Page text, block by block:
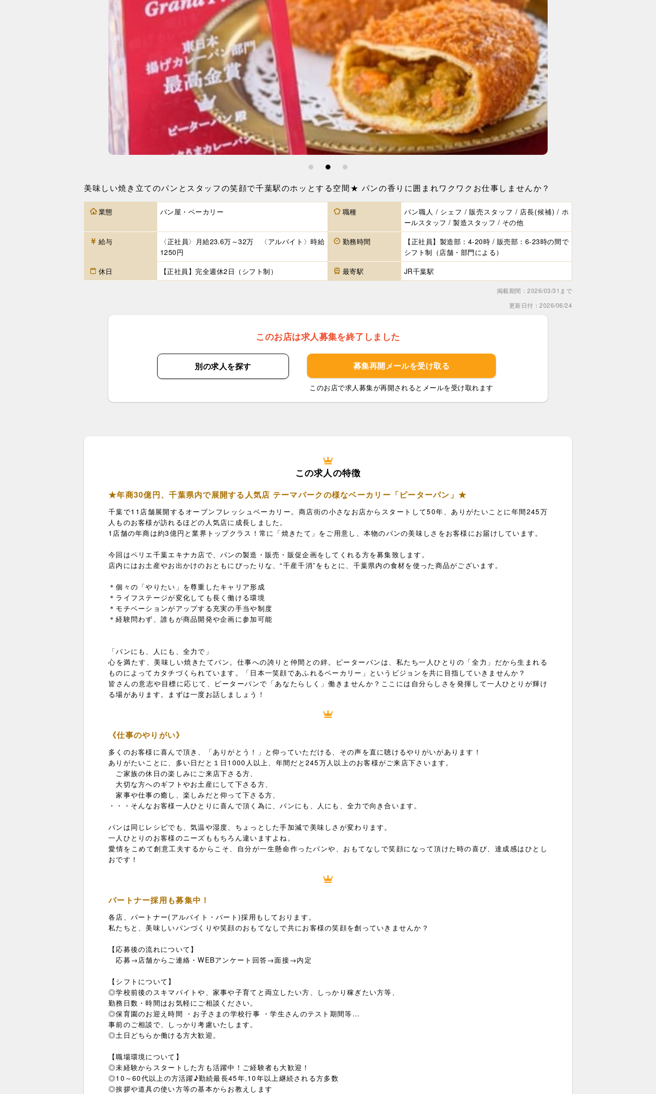
1 2
3
美味しい焼き立てのパンとスタッフの笑顔で千葉駅のホッとする空間★ パンの香りに囲まれワクワクお仕事しませんか？
業態 パン屋・ベーカリー 職種
パン職人 / シェフ / 販売スタッフ / 店長(候補) / ホ
ールスタッフ / 製造スタッフ / その他
給与
〈正社員〉月給23.6万～32万 〈アルバイト〉時給
1250円
勤務時間
【正社員】製造部：4-20時 / 販売部：6-23時の間で
シフト制（店舗・部門による）
休日
【正社員】完全週休2日（シフト制） 最寄駅 JR千葉駅
掲載期間：2026/03/31まで
更新日付：2026/06/24
このお店は求人募集を終了しました
別の求人を探す 募集再開メールを受け取る
このお店で求人募集が再開されるとメールを受け取れます
この求人の特徴
★年商30億円、千葉県内で展開する人気店 テーマパークの様なベーカリー「ピーターパン」★
千葉で11店舗展開するオーブンフレッシュベーカリー。商店街の小さなお店からスタートして50年、ありがたいことに年間245万
人ものお客様が訪れるほどの人気店に成長しました。
1店舗の年商は約3億円と業界トップクラス！常に「焼きたて」をご用意し、本物のパンの美味しさをお客様にお届けしています。
今回はペリエ千葉エキナカ店で、パンの製造・販売・販促企画をしてくれる方を募集致します。
店内にはお土産やお出かけのおともにぴったりな、“千産千消”をもとに、千葉県内の食材を使った商品がございます。
＊個々の「やりたい」を尊重したキャリア形成
＊ライフステージが変化しても長く働ける環境
＊モチベーションがアップする充実の手当や制度
＊経験問わず、誰もが商品開発や企画に参加可能
「パンにも、人にも、全力で」
心を満たす、美味しい焼きたてパン。仕事への誇りと仲間との絆。ピーターパンは、私たち一人ひとりの「全力」だから生まれる
ものによってカタチづくられています。「日本一笑顔であふれるベーカリー」というビジョンを共に目指していきませんか？
皆さんの意志や目標に応じて、ピーターパンで「あなたらしく」働きませんか？ここには自分らしさを発揮して一人ひとりが輝け
る場があります。まずは一度お話しましょう！
《仕事のやりがい》
多くのお客様に喜んで頂き、「ありがとう！」と仰っていただける、その声を直に聴けるやりがいがあります！
ありがたいことに、多い日だと１日1000人以上、年間だと245万人以上のお客様がご来店下さいます。
ご家族の休日の楽しみにご来店下さる方、
大切な方へのギフトやお土産にして下さる方、
家事や仕事の癒し、楽しみだと仰って下さる方、
・・・そんなお客様一人ひとりに喜んで頂く為に、パンにも、人にも、全力で向き合います。
パンは同じレシピでも、気温や湿度、ちょっとした手加減で美味しさが変わります。
一人ひとりのお客様のニーズももちろん違いますよね。
愛情をこめて創意工夫するからこそ、自分が一生懸命作ったパンや、おもてなしで笑顔になって頂けた時の喜び、達成感はひとし
おです！
パートナー採用も募集中！
各店、パートナー(アルバイト・パート)採用もしております。
私たちと、美味しいパンづくりや笑顔のおもてなしで共にお客様の笑顔を創っていきませんか？
【応募後の流れについて】
応募→店舗からご連絡・WEBアンケート回答→面接→内定
【シフトについて】
◎学校前後のスキマバイトや、家事や子育てと両立したい方、しっかり稼ぎたい方等、
勤務日数・時間はお気軽にご相談ください。
◎保育園のお迎え時間 ・お子さまの学校行事 ・学生さんのテスト期間等…
事前のご相談で、しっかり考慮いたします。
◎土日どちらか働ける方大歓迎。
【職場環境について】
◎未経験からスタートした方も活躍中！ご経験者も大歓迎！
◎10～60代以上の方活躍♪勤続最長45年,10年以上継続される方多数
◎挨拶や道具の使い方等の基本からお教えします